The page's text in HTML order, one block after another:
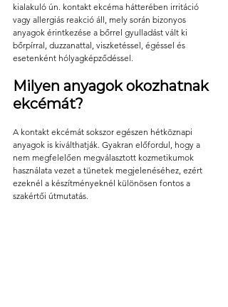
kialakuló ún. kontakt ekcéma hátterében irritáció
vagy allergiás reakció áll, mely során bizonyos
anyagok érintkezése a bőrrel gyulladást vált ki
bőrpírral, duzzanattal, viszketéssel, égéssel és
esetenként hólyagképződéssel.
Milyen anyagok okozhatnak
ekcémát?
A kontakt ekcémát sokszor egészen hétköznapi
anyagok is kiválthatják. Gyakran előfordul, hogy a
nem megfelelően megválasztott kozmetikumok
használata vezet a tünetek megjelenéséhez, ezért
ezeknél a készítményeknél különösen fontos a
szakértői útmutatás.